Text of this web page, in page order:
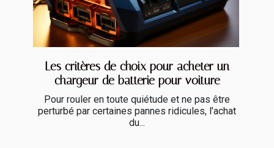
Les critères de choix pour acheter un
chargeur de batterie pour voiture
Pour rouler en toute quiétude et ne pas être
perturbé par certaines pannes ridicules, l’achat
du...